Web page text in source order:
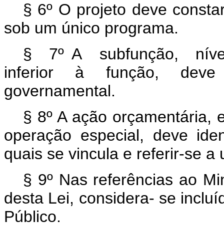
§ 6º O projeto deve
sob um único programa.
§ 7º A subfunção,
inferior à função, deve
governamental.
§ 8º A ação orçamentária,
operação especial, deve
quais se vincula e referir-se a
§ 9º Nas referências ao
desta Lei, considera- se
Público.